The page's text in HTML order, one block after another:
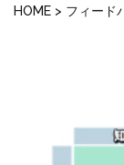
HOME > フィード